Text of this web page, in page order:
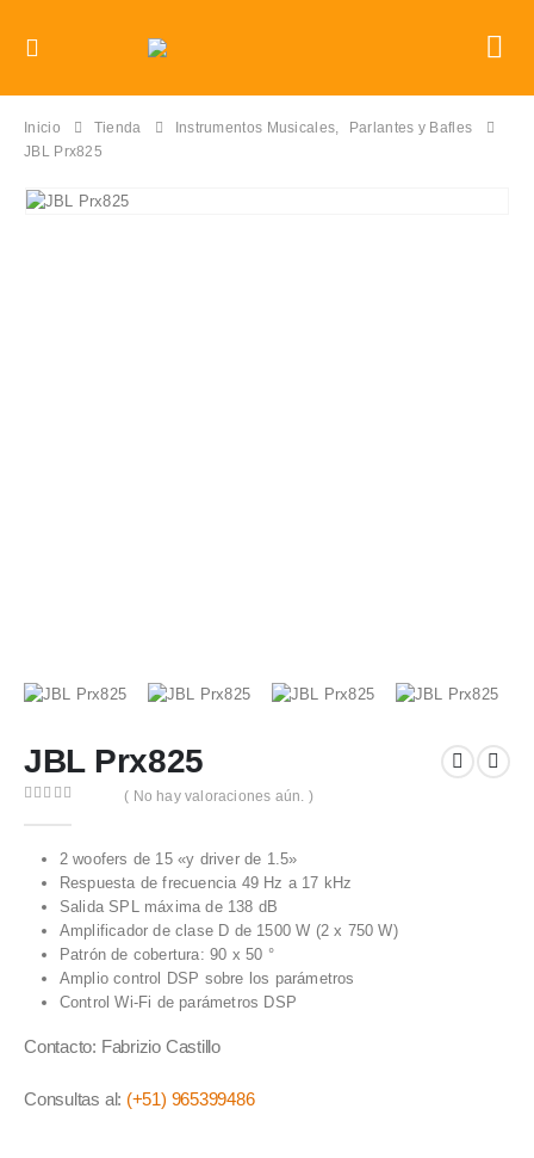
Inicio Tienda Instrumentos Musicales,
Parlantes y Bafles
JBL Prx825
JBL Prx825
( No hay valoraciones aún. )
2 woofers de 15 «y driver de 1.5»
Respuesta de frecuencia 49 Hz a 17 kHz
Salida SPL máxima de 138 dB
Amplificador de clase D de 1500 W (2 x 750 W)
Patrón de cobertura: 90 x 50 °
Amplio control DSP sobre los parámetros
Control Wi-Fi de parámetros DSP
Contacto: Fabrizio Castillo
Consultas al: (+51) 965399486